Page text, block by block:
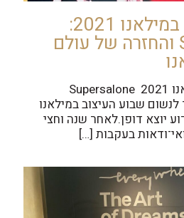
שבוע העיצוב במילאנו 2021:
Supersalone והחזרה של עולם
שבוע העיצוב במילאנו
היה אירוע יוצא דופן.לאחר שנה וחצי
בעקבות […]